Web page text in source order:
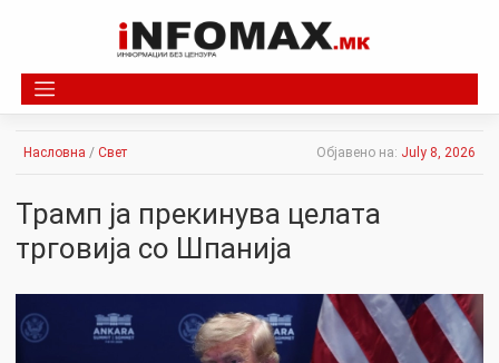
Насловна / Свет Објавено на: July 8, 2026
Трамп ја прекинува целата
трговија со Шпанија